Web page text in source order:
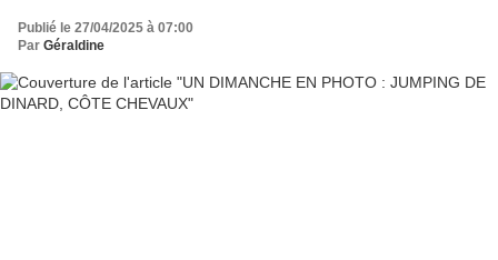
Publié le 27/04/2025 à 07:00
Par Géraldine